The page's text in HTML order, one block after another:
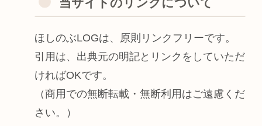
ほしのぶLOGは、原則リンクフリーです。
引用は、出典元の明記とリンクをしていただ
ければOKです。
（商用での無断転載・無断利用はご遠慮くだ
さい。）